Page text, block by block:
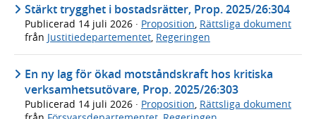
Stärkt trygghet i bostadsrätter, Prop. 2025/26:304
Publicerad 14 juli 2026 · Proposition, Rättsliga dokument
från Justitiedepartementet, Regeringen
En ny lag för ökad motståndskraft hos kritiska
verksamhetsutövare, Prop. 2025/26:303
Publicerad 14 juli 2026 · Proposition Rättsliga dokument